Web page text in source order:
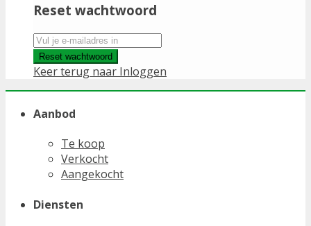
Reset wachtwoord
Reset wachtwoord
Keer terug naar Inloggen
Aanbod
Te koop
Verkocht
Aangekocht
Diensten